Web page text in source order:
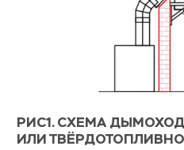
РИС1. СХЕМА
ИЛИ